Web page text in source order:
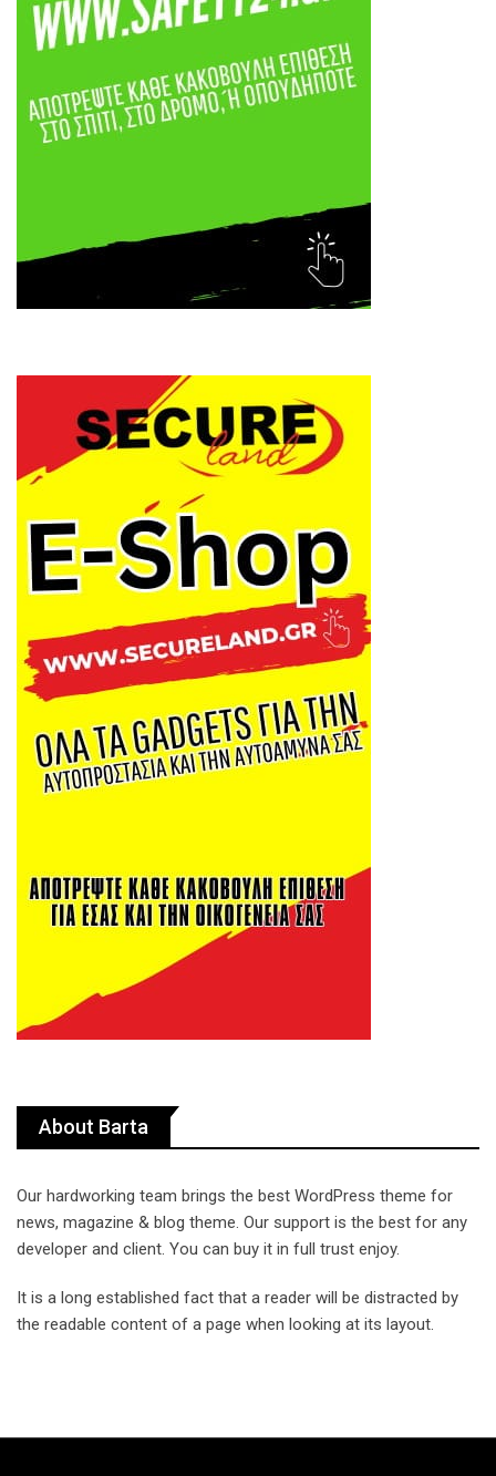
About Barta
Our hardworking team brings the best WordPress theme for
news, magazine & blog theme. Our support is the best for any
developer and client. You can buy it in full trust enjoy.
It is a long established fact that a reader will be distracted by
the readable content of a page when looking at its layout.